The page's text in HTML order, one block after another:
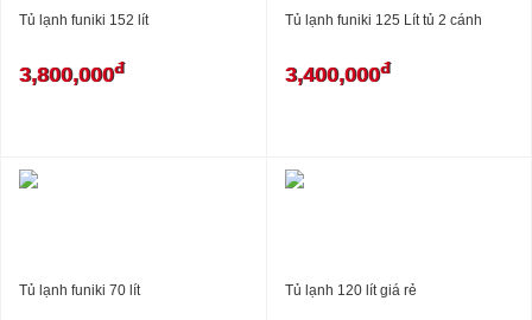
Tủ lạnh funiki 152 lít
3,800,000đ
Tủ lạnh funiki 125 Lít tủ 2 cánh
3,400,000đ
Tủ lạnh funiki 70 lít Tủ lạnh 120 lít giá rẻ